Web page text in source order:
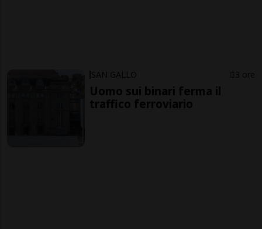
SAN GALLO 3 ore
Uomo sui binari ferma il
traffico ferroviario